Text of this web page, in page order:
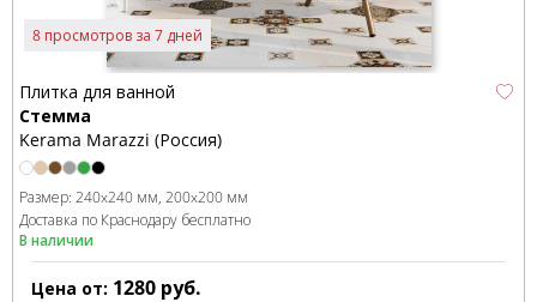
8 просмотров за 7 дней
Плитка для ванной
Стемма
Kerama Marazzi (Россия)
Размер: 240x240 мм 200x200 мм
Доставка по Краснодару бесплатно
В наличии
Цена от: 1280 руб.